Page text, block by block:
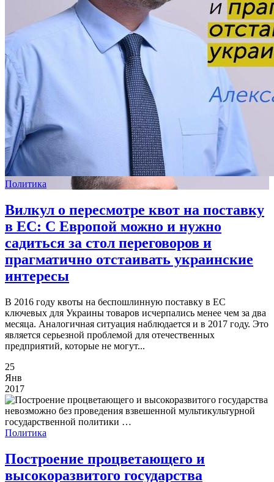
Политика
Вилкул о пересмотре квот на поставку
в ЕС: С Европой можно и нужно
садиться за стол переговоров и
прагматично отстаивать украинские
интересы
В 2016 году квоты на беспошлинную поставку в ЕС
ключевых для Украины товаров исчерпались менее чем за два
месяца. Аналогичная ситуация наблюдается и в 2017 году. Это
является серьезной проблемой для отечественных
предприятий, которые не могут...
25
Янв
2017
Политика
Построение процветающего и
высокоразвитого государства